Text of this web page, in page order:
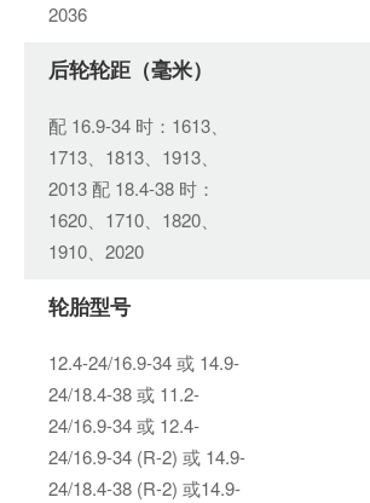
2036
后轮轮距（毫米）
配 16.9-34 时：1613、
1713、1813、1913、
2013 配 18.4-38 时：
1620、1710、1820、
1910、2020
轮胎型号
12.4-24/16.9-34 或 14.9-
24/18.4-38 或 11.2-
24/16.9-34 或 12.4-
24/16.9-34 (R-2) 或 14.9-
24/18.4-38 (R-2) 或14.9-